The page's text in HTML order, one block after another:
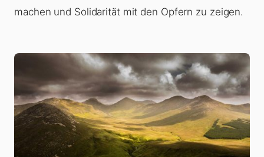
machen und Solidarität mit den Opfern zu zeigen.